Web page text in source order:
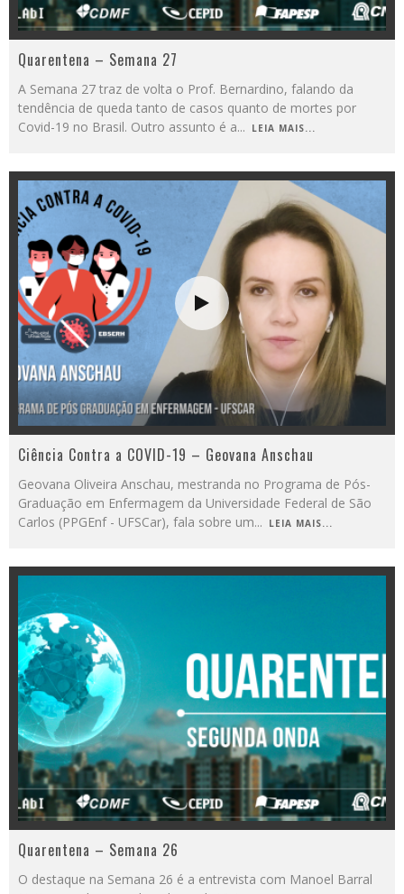
Quarentena – Semana 27
A Semana 27 traz de volta o Prof. Bernardino, falando da
tendência de queda tanto de casos quanto de mortes por
Covid-19 no Brasil. Outro assunto é a... LEIA MAIS...
Ciência Contra a COVID-19 – Geovana Anschau
Geovana Oliveira Anschau, mestranda no Programa de Pós-
Graduação em Enfermagem da Universidade Federal de São
Carlos (PPGEnf - UFSCar), fala sobre um... LEIA MAIS...
Quarentena – Semana 26
O destaque na Semana 26 é a entrevista com Manoel Barral